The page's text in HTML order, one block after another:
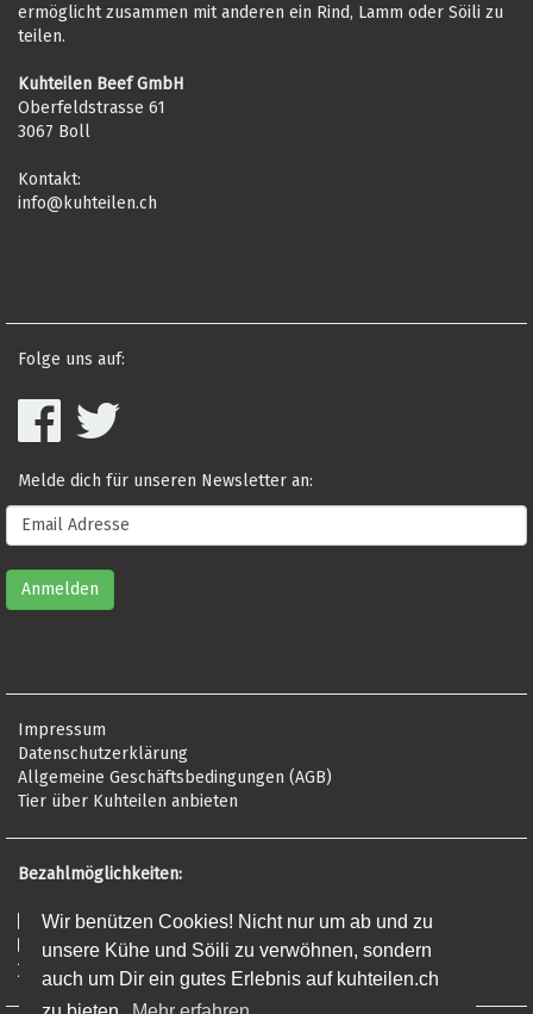
Wir benützen Cookies! Nicht nur um ab und zu
unsere Kühe und Söili zu verwöhnen, sondern
auch um Dir ein gutes Erlebnis auf kuhteilen.ch
ermöglicht zusammen mit anderen ein Rind, Lamm oder Söili zu
teilen.
Kuhteilen Beef GmbH
Oberfeldstrasse 61
3067 Boll
Kontakt:
info@kuhteilen.ch
Folge uns auf:
Melde dich für unseren Newsletter an:
Impressum
Datenschutzerklärung
Allgemeine Geschäftsbedingungen (AGB)
Tier über Kuhteilen anbieten
Bezahlmöglichkeiten:
Risikofrei per Rechnung
Kreditkarte (Visa, Mastercard, Amex)
Banküberweisung (Frist: 5 Tage)